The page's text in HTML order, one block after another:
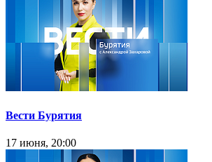
Вести Бурятия
17 июня, 20:00